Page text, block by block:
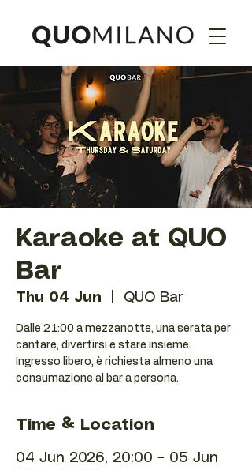
Karaoke at QUO
Bar
Thu 04 Jun QUO Bar
Dalle 21:00 a mezzanotte, una serata per
cantare, divertirsi e stare insieme.
Ingresso libero, è richiesta almeno una
consumazione al bar a persona.
Time & Location
04 Jun 2026, 20:00 – 05 Jun